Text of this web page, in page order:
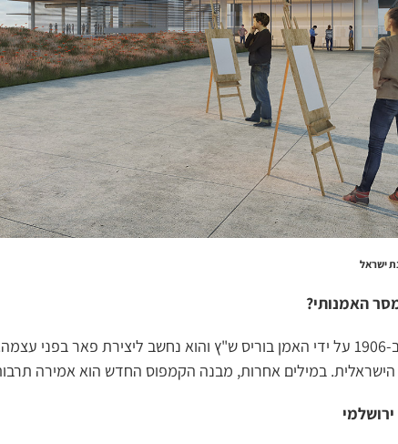
ישראל
האמנותי?
מבנה בצלאל המקורי נבנה ב-1906 על ידי האמן בוריס ש"ץ והוא נחשב
במילים אחרות, מבנה הקמפוס החדש הוא אמירה